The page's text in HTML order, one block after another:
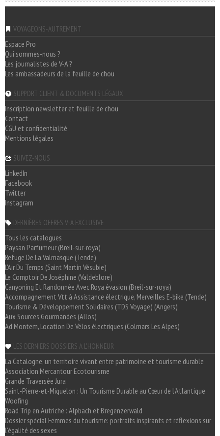
VOYAGEONS-AUTREMENT
Espace Pro
Qui sommes-nous ?
Les journalistes de V-A ?
Les ambassadeurs de la feuille de chou
SUPPORT CLIENT & DOCUMENTS LÉGAUX
Inscription newsletter et feuille de chou
Contact
CGU et confidentialité
Mentions légales
SUIVEZ-NOUS
LinkedIn
Facebook
Twitter
Instagram
DERNIÈRES OFFRES V-A EXCLUSIVE
Tous les catalogues
Paysan Parfumeur (Breil-sur-roya)
Refuge De La Valmasque (Tende)
L'Air Du Temps (Saint Martin Vésubie)
Le Comptoir De Joséphine (Valdeblore)
Canyoning Et Randonnée Avec Roya évasion (Breil-sur-roya)
Accompagnement Vtt à Assistance électrique, Merveilles E-bike (Tende)
Tourisme & Développement Solidaires (TDS Voyage) (Angers)
Aux Sources Gourmandes (Allos)
Ad Montem, Location De Vélos électriques (Colmars Les Alpes)
LES DERNIERS DOSSIERS A L'HONNEUR
La Catalogne, un territoire vivant entre patrimoine et tourisme durable
Association Mercantour Ecotourisme
Grande Traversée Jura
Saint-Pierre-et-Miquelon : Un Tourisme Durable au Cœur de l'Atlantique
Woofing
Road Trip en Autriche : Alpbach et Bregenzerwald
Dossier spécial Femmes du tourisme: portraits inspirants et réflexions sur
l'égalité des sexes